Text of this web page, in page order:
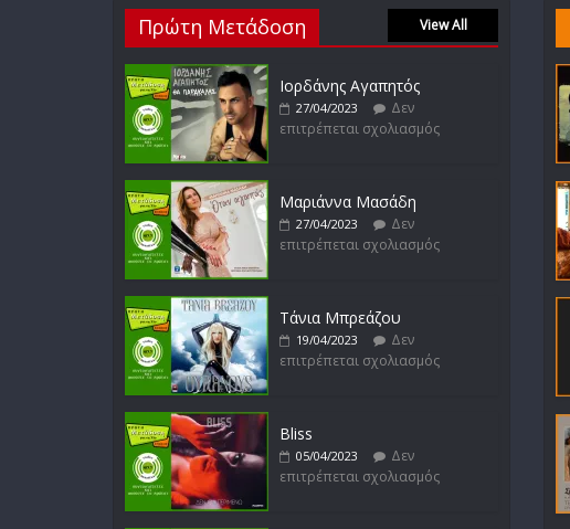
Πρώτη Μετάδοση View All
Ιορδάνης Αγαπητός
27/04/2023
Δεν
επιτρέπεται σχολιασμός
Μαριάννα Μασάδη
27/04/2023
Δεν
επιτρέπεται σχολιασμός
Τάνια Μπρεάζου
19/04/2023
Δεν
επιτρέπεται σχολιασμός
Bliss
05/04/2023
Δεν
επιτρέπεται σχολιασμός